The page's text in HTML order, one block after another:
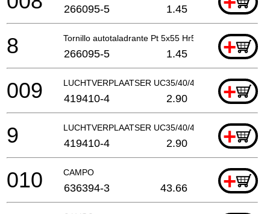
266095-5 1.45
Tornillo autotaladrante Pt 5x55 Hr5001C A+
8 266095-5 1.45
LUCHTVERPLAATSER UC35/40/4530* +
009 419410-4 2.90
LUCHTVERPLAATSER UC35/40/4530* +
9 419410-4 2.90
CAMPO +
010 636394-3 43.66